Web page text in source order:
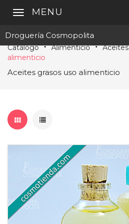
Droguería Cosmopolita
MENU
Catálogo Alimenticio Aceites
alimenticio
Aceites grasos uso alimenticio